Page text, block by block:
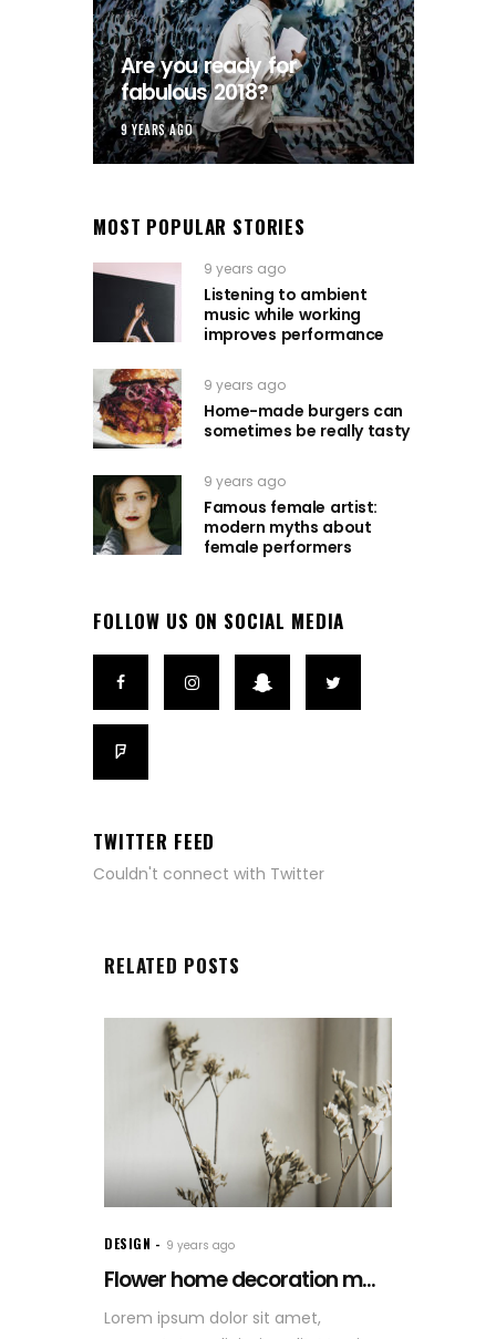
Are you ready for
fabulous 2018?
9 YEARS AGO
MOST POPULAR STORIES
9 years ago
Listening to ambient
music while working
improves performance
9 years ago
Home-made burgers can
sometimes be really tasty
9 years ago
Famous female artist:
modern myths about
female performers
FOLLOW US ON SOCIAL MEDIA
TWITTER FEED
Couldn't connect with Twitter
RELATED POSTS
DESIGN 9 years ago
Flower home decoration m...
Lorem ipsum dolor sit amet,